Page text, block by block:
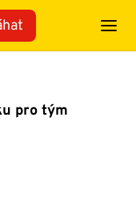
pro tým